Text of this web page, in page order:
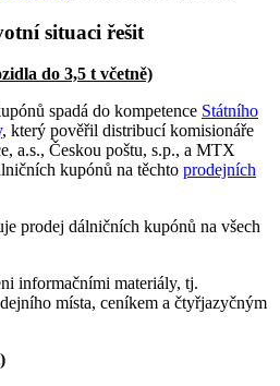
situaci řešit
do 3,5 t včetně)
spadá do kompetence Státního
, který pověřil distribucí komisionáře
a.s., Českou poštu, s.p., a MTX
kupónů na těchto prodejních
prodej dálničních kupónů na všech
informačními materiály, tj.
místa, ceníkem a čtyřjazyčným